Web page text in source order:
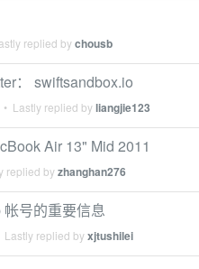
replied bychousb
： swiftsandbox.io
• Lastly replied byliangjie123
Air 13" Mid 2011
replied byzhanghan276
号的重要信息
Lastly replied byxjtushilei